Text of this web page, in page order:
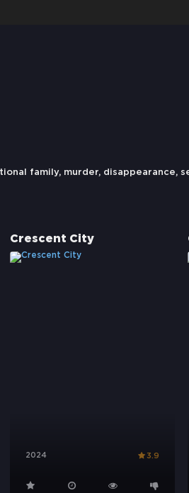
family, murder, disappearance,
Crescent City
2024 3.9